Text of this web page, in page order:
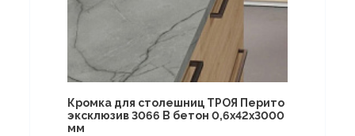
Кромка для столешниц ТРОЯ Перито
эксклюзив 3066 B бетон 0,6х42х3000
мм